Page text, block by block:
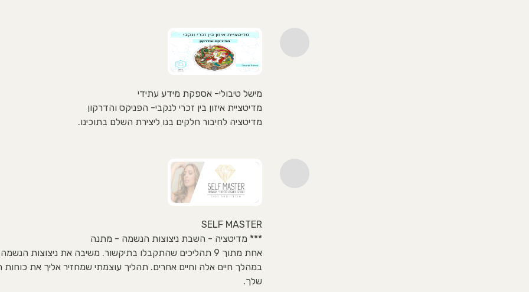
מישל טיבולי- אספקת מידע עתידי
מדיטציית איזון בין זכרי לנקבי- הפניקס והדרקון
מדיטציה לחיבור חלקים בנו ליצירת השלם בתוכינו.
SELF MASTER
*** מדיטציה - השבת ניצוצות הנשמה - מתנה
אחת מתוך 9 תהליכים שהתקבלו בתיקשור. משיבה את ניצוצות
במהלך חיים אלה וחיים אחרים. תהליך עוצמתי שמחזיר אליך את
שלך.